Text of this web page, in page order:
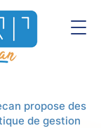
propose des
de gestion